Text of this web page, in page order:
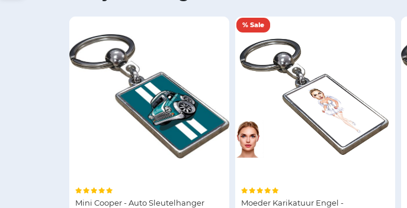
Mini Cooper - Auto Sleutelhanger
% Sale
Moeder Karikatuur Engel -